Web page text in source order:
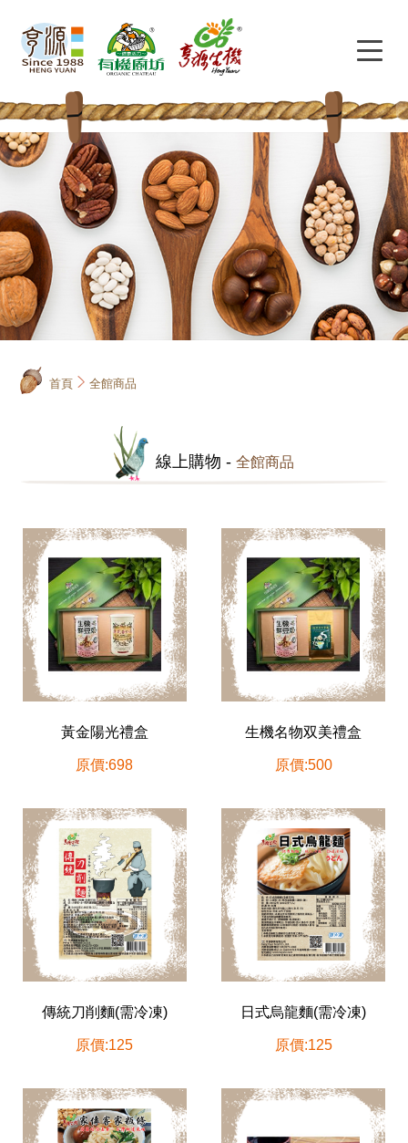
首頁 全館商品
線上購物 - 全館商品
黃金陽光禮盒
原價:698
生機名物双美禮盒
原價:500
傳統刀削麵(需冷凍)
原價:125
日式烏龍麵(需冷凍)
原價:125